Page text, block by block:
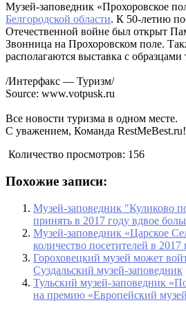
Музей-заповедник «Прохоровское
Белгородской области. К 50-летию
Отечественной войне был открыт
Звонница на Прохоровском поле.
располагаются выставка с образцами
/Интерфакс — Туризм/
Source: www.votpusk.ru
Все новости туризма в одном месте.
С уважением, Команда RestMeBest.ru!
Количество просмотров: 156
Похожие записи:
Музей-заповедник "Куликово
принять в 2017 году вдвое
Музей-заповедник «Царское
количество посетителей в 2017
Гороховецкий музей может
Суздальский музей-заповедник
Тульский музей-заповедник
на премию «Европейский